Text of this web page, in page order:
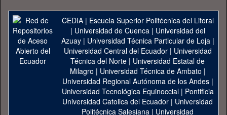
CEDIA| Escuela Superior Politécnica del Litoral
| Universidad de Cuenca| Universidad del
Azuay| Universidad Técnica Particular de Loja|
Universidad Central del Ecuador| Universidad
Técnica del Norte | Universidad Estatal de
Milagro | Universidad Técnica de Ambato |
Universidad Regional Autónoma de los Andes|
Universidad Tecnológica Equinoccial| Pontificia
Universidad Catolica del Ecuador | Universidad
Politécnica Salesiana | Universidad